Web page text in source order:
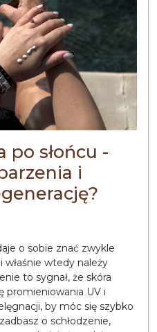
po słońcu -
i
o sobie znać zwykle
właśnie wtedy należy
to sygnał, że skóra
promieniowania UV i
by móc się szybko
o schłodzenie,